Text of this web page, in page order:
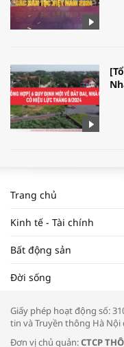
Trang chủ
Kinh tế - Tài chính
Bất động sản
Đời sống
Giấy phép hoạt động số:
tin và Truyền thông Hà Nội
Đơn vị chủ quản:CTCP